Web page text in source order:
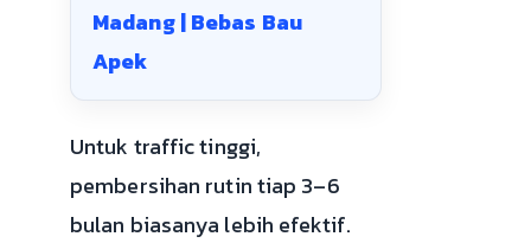
Madang | Bebas Bau
Apek
Untuk traffic tinggi,
pembersihan rutin tiap 3–6
bulan biasanya lebih efektif.